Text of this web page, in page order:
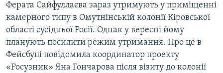
Ферата Сайфуллаєва зараз утримують у приміщенні
камерного типу в Омутнінській колонії Кіровської
області сусідньої Росії. Однак у вересні йому
планують посилити режим утримання. Про це в
Фейсбуці повідомила координатор проекту
«Росузник» Яна Гончарова після візиту до колонії